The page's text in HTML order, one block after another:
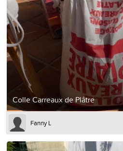
Colle Carreaux de Plâtre
Fanny L